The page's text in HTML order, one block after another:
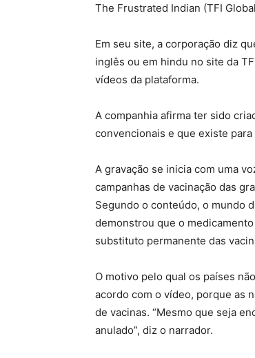
The Frustrated Indian (TFI
Em seu site, a corporação diz
inglês ou em hindu no site da
vídeos da plataforma.
A companhia afirma ter sido
convencionais e que existe
A gravação se inicia com uma
campanhas de vacinação das
Segundo o conteúdo, o mundo
demonstrou que o
substituto permanente das
O motivo pelo qual os países
acordo com o vídeo, porque as
de vacinas. “Mesmo que seja
anulado”, diz o narrador.